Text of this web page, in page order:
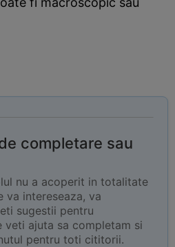
completare sau
nu a acoperit in totalitate
va intereseaza, va
sugestii pentru
veti ajuta sa completam si
pentru toti cititorii.